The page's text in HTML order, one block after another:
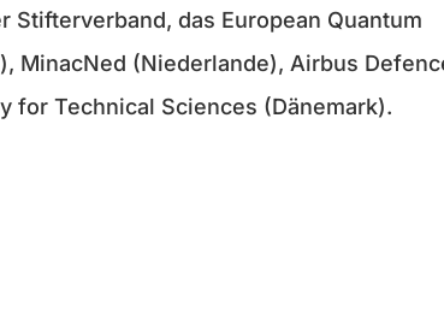
Stifterverband, das European Quantum
MinacNed (Niederlande), Airbus
for Technical Sciences (Dänemark).